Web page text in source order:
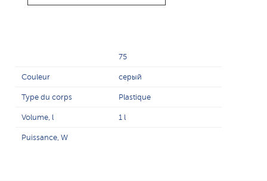
75
Couleur серый
Type du corps Plastique
Volume, l 1 l
Puissance, W